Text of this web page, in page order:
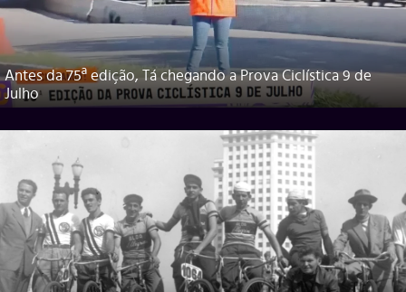
Antes da 75ª edição, Tá chegando a Prova Ciclística 9 de
Julho